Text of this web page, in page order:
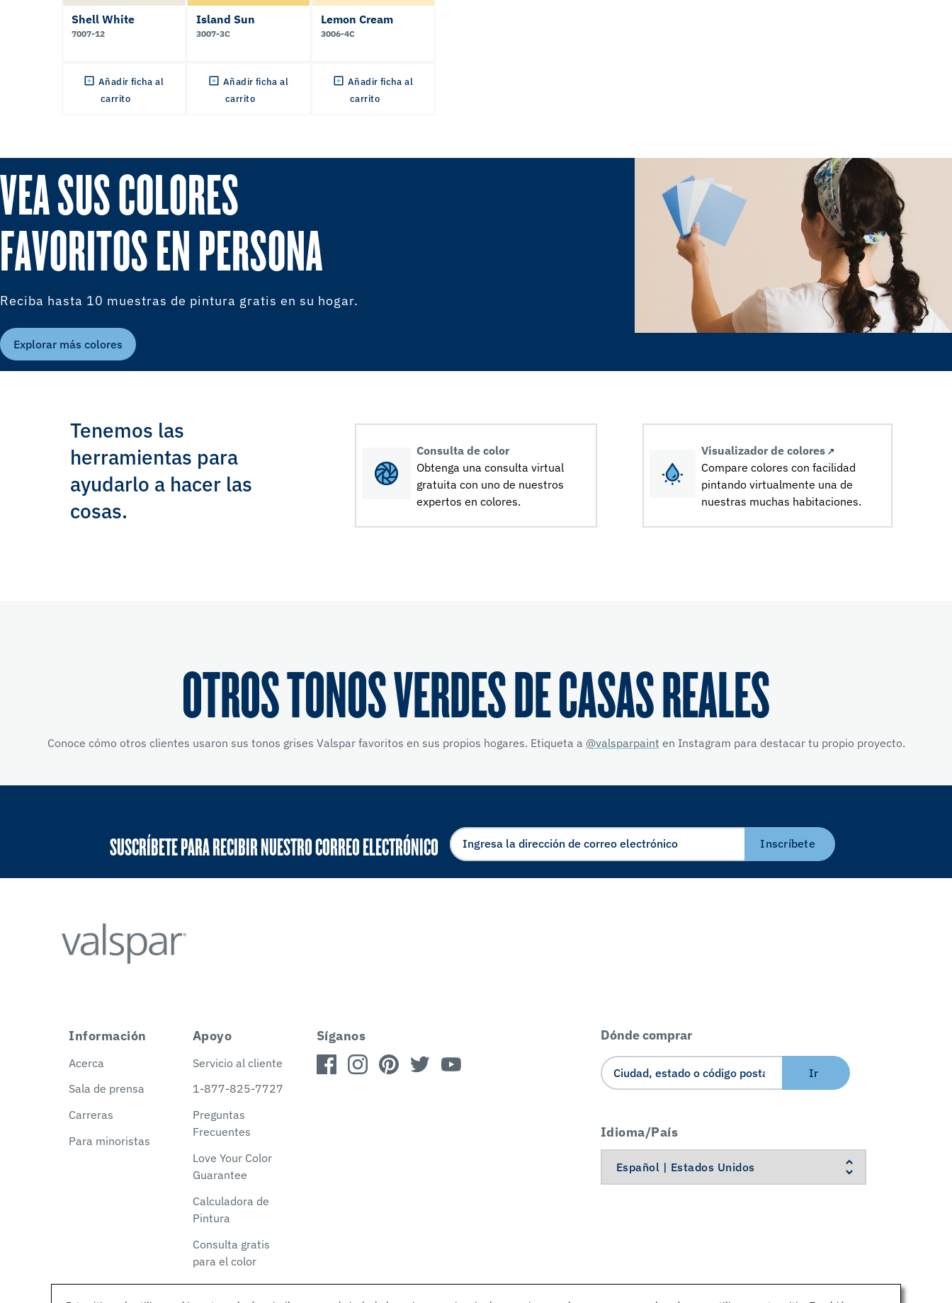
Shell White
7007-12
Añadir ficha al
carrito
Island Sun
3007-3C
Añadir ficha al
carrito
Lemon Cream
3006-4C
Añadir ficha al
carrito
VEA SUS COLORES
FAVORITOS EN PERSONA
Reciba hasta 10 muestras de pintura gratis en su hogar.
Explorar más colores
Tenemos las
herramientas para
ayudarlo a hacer las
cosas.
Consulta de color
Obtenga una consulta virtual
gratuita con uno de nuestros
expertos en colores.
Visualizador de colores
Compare colores con facilidad
pintando virtualmente una de
nuestras muchas habitaciones.
OTROS TONOS VERDES DE CASAS REALES
Conoce cómo otros clientes usaron sus tonos grises Valspar favoritos en sus propios hogares. Etiqueta a @valsparpaint en Instagram para destacar tu propio proyecto.
SUSCRÍBETE PARA RECIBIR NUESTRO CORREO ELECTRÓNICO Inscríbete
Información
Acerca
Sala de prensa
Carreras
Para minoristas
Apoyo
Servicio al cliente
1-877-825-7727
Preguntas
Frecuentes
Love Your Color
Guarantee
Calculadora de
Pintura
Consulta gratis
para el color
Síganos Dónde comprar
Ir
Idioma/País